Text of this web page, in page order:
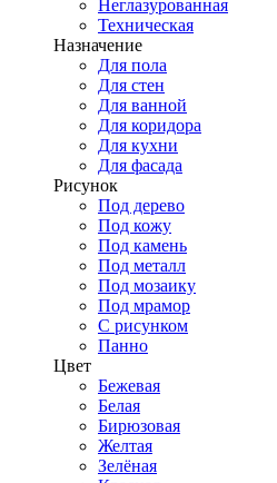
Неглазурованная
Техническая
Назначение
Для пола
Для стен
Для ванной
Для коридора
Для кухни
Для фасада
Рисунок
Под дерево
Под кожу
Под камень
Под металл
Под мозаику
Под мрамор
С рисунком
Панно
Цвет
Бежевая
Белая
Бирюзовая
Желтая
Зелёная